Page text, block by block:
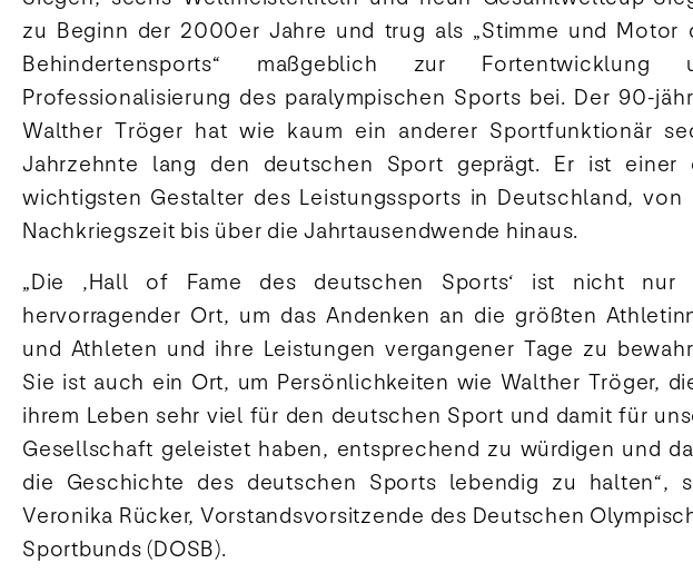
zu Beginn der 2000er Jahre und trug als „Stimme und Motor
Behindertensports“ maßgeblich zur Fortentwicklung
Professionalisierung des paralympischen Sports bei. Der 90-
Walther Tröger hat wie kaum ein anderer Sportfunktionär
Jahrzehnte lang den deutschen Sport geprägt. Er ist einer
wichtigsten Gestalter des Leistungssports in Deutschland, von
Nachkriegszeit bis über die Jahrtausendwende hinaus.
„Die ‚Hall of Fame des deutschen Sports‘ ist nicht nur
hervorragender Ort, um das Andenken an die größten
und Athleten und ihre Leistungen vergangener Tage zu
Sie ist auch ein Ort, um Persönlichkeiten wie Walther Tröger,
ihrem Leben sehr viel für den deutschen Sport und damit für
Gesellschaft geleistet haben, entsprechend zu würdigen und
die Geschichte des deutschen Sports lebendig zu halten“,
Veronika Rücker, Vorstandsvorsitzende des Deutschen
Sportbunds (DOSB).